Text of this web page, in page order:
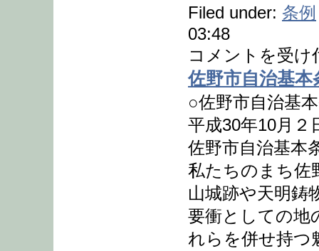
Filed under: 条例
03:48
コメントを受
佐野市自治基本
○佐野市自治基
平成30年10月２
佐野市自治基本
私たちのまち佐
山城跡や天明鋳
要衝としての地
れらを併せ持つ